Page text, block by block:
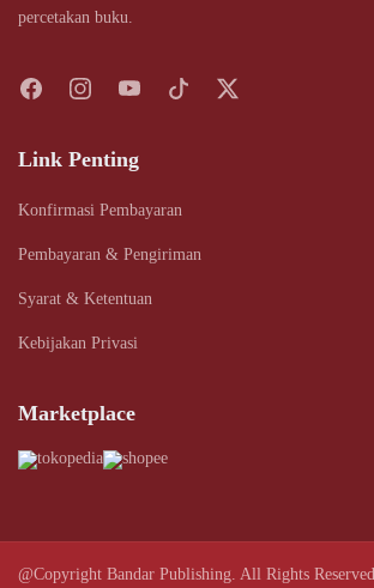
percetakan buku.
Link Penting
Konfirmasi Pembayaran
Pembayaran & Pengiriman
Syarat & Ketentuan
Kebijakan Privasi
Marketplace
@Copyright Bandar Publishing. All Rights Reserved